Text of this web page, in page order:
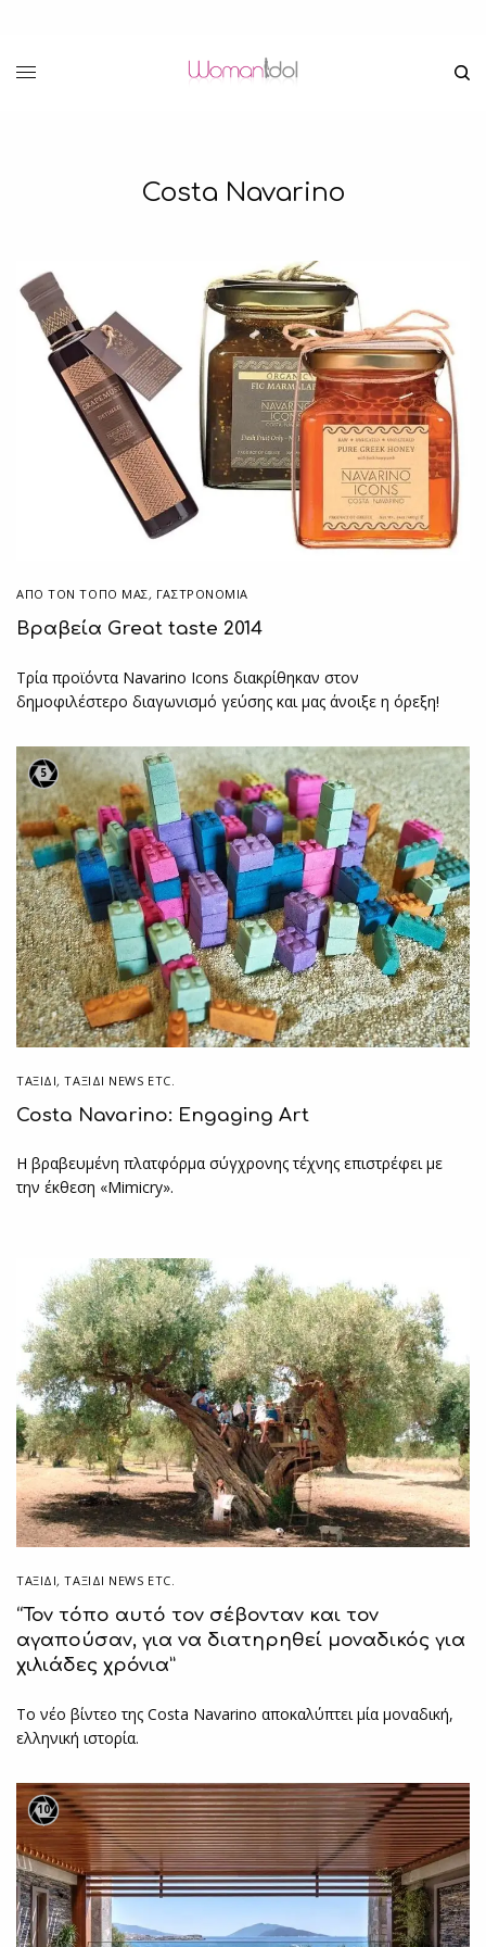
Costa Navarino
ΑΠΌ ΤΟΝ ΤΌΠΟ ΜΑΣ, ΓΑΣΤΡΟΝΟΜΙΑ
Βραβεία Great taste 2014
Τρία προϊόντα Navarino Icons διακρίθηκαν στον
δημοφιλέστερο διαγωνισμό γεύσης και μας άνοιξε η όρεξη!
5
ΤΑΞΙΔΙ,ΤΑΞΊΔΙ NEWS ETC.
Costa Navarino: Engaging Art
H βραβευμένη πλατφόρμα σύγχρονης τέχνης επιστρέφει με
την έκθεση «Mimicry».
ΤΑΞΙΔΙ,ΤΑΞΊΔΙ NEWS ETC.
“Τον τόπο αυτό τον σέβονταν και τον
αγαπούσαν, για να διατηρηθεί μοναδικός για
χιλιάδες χρόνια”
Το νέο βίντεο της Costa Navarino αποκαλύπτει μία μοναδική,
ελληνική ιστορία.
10